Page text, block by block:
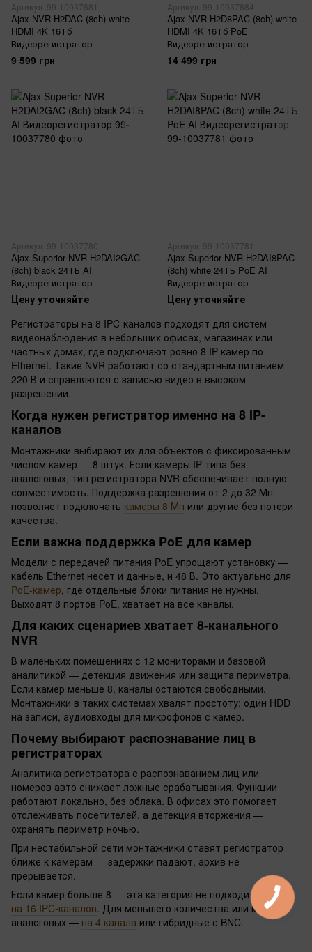
Артикул: 99-10037681
Ajax NVR H2DAC (8ch) white
HDMI 4K 16Тб
Видеорегистратор
9 599 грн
Артикул: 99-10037684
Ajax NVR H2D8PAC (8ch) white
HDMI 4K 16Тб PoE
Видеорегистратор
14 499 грн
Артикул: 99-10037780
Ajax Superior NVR H2DAI2GAC
(8ch) black 24ТБ AI
Видеорегистратор
Цену уточняйте
Артикул: 99-10037781
Ajax Superior NVR H2DAI8PAC
(8ch) white 24ТБ PoE AI
Видеорегистратор
Цену уточняйте
Регистраторы на 8 IPC-каналов подходят для систем
видеонаблюдения в небольших офисах, магазинах или
частных домах, где подключают ровно 8 IP-камер по
Ethernet. Такие NVR работают со стандартным питанием
220 В и справляются с записью видео в высоком
разрешении.
Когда нужен регистратор именно на 8 IP-
каналов
Монтажники выбирают их для объектов с фиксированным
числом камер — 8 штук. Если камеры IP-типа без
аналоговых, тип регистратора NVR обеспечивает полную
совместимость. Поддержка разрешения от 2 до 32 Мп
позволяет подключать камеры 8 Мп или другие без потери
качества.
Если важна поддержка PoE для камер
Модели с передачей питания PoE упрощают установку —
кабель Ethernet несет и данные, и 48 В. Это актуально для
PoE-камер, где отдельные блоки питания не нужны.
Выходят 8 портов PoE, хватает на все каналы.
Для каких сценариев хватает 8-канального
NVR
В маленьких помещениях с 12 мониторами и базовой
аналитикой — детекция движения или защита периметра.
Если камер меньше 8, каналы остаются свободными.
Монтажники в таких системах хвалят простоту: один HDD
на записи, аудиовходы для микрофонов с камер.
Почему выбирают распознавание лиц в
регистраторах
Аналитика регистратора с распознаванием лиц или
номеров авто снижает ложные срабатывания. Функции
работают локально, без облака. В офисах это помогает
отслеживать посетителей, а детекция вторжения —
охранять периметр ночью.
При нестабильной сети монтажники ставят регистратор
ближе к камерам — задержки падают, архив не
прерывается.
Если камер больше 8 — эта категория не подходит, берите
на 16 IPC-каналов. Для меньшего количества или многих
аналоговых — на 4 канала или гибридные с BNC.